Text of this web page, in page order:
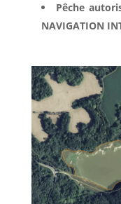
Pêche
NAVIGATION